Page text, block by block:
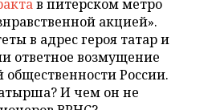
в питерском метро
акцией».
в адрес героя татар и
ответное возмущение
России.
И чем он не